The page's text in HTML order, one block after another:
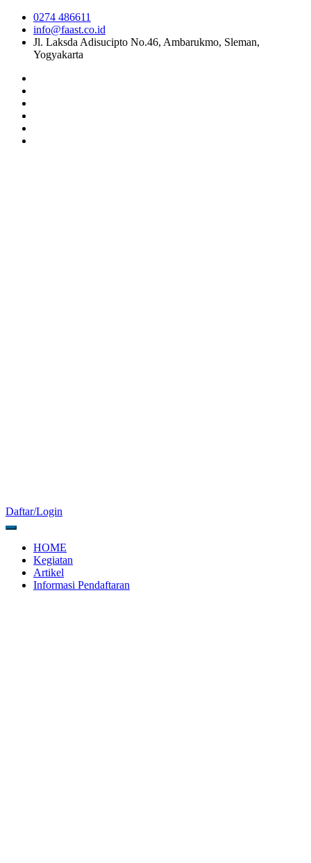
0274 486611
info@faast.co.id
Jl. Laksda Adisucipto No.46, Ambarukmo, Sleman,
Yogyakarta
Daftar/Login
HOME
Kegiatan
Artikel
Informasi Pendaftaran